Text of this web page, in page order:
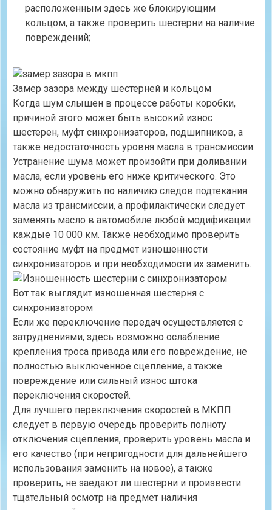
расположенным здесь же блокирующим
кольцом, а также проверить шестерни на наличие
повреждений;
Замер зазора между шестерней и кольцом
Когда шум слышен в процессе работы коробки,
причиной этого может быть высокий износ
шестерен, муфт синхронизаторов, подшипников, а
также недостаточность уровня масла в трансмиссии.
Устранение шума может произойти при доливании
масла, если уровень его ниже критического. Это
можно обнаружить по наличию следов подтекания
масла из трансмиссии, а профилактически следует
заменять масло в автомобиле любой модификации
каждые 10 000 км. Также необходимо проверить
состояние муфт на предмет изношенности
синхронизаторов и при необходимости их заменить.
Вот так выглядит изношенная шестерня с
синхронизатором
Если же переключение передач осуществляется с
затруднениями, здесь возможно ослабление
крепления троса привода или его повреждение, не
полностью выключенное сцепление, а также
повреждение или сильный износ штока
переключения скоростей.
Для лучшего переключения скоростей в МКПП
следует в первую очередь проверить полноту
отключения сцепления, проверить уровень масла и
его качество (при непригодности для дальнейшего
использования заменить на новое), а также
проверить, не заедают ли шестерни и произвести
тщательный осмотр на предмет наличия